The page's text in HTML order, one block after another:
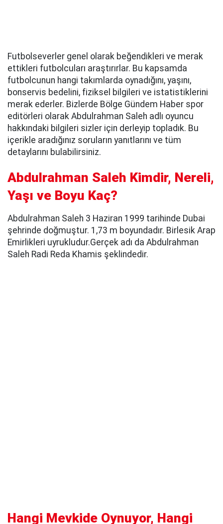
Futbolseverler genel olarak beğendikleri ve merak
ettikleri futbolcuları araştırırlar. Bu kapsamda
futbolcunun hangi takımlarda oynadığını, yaşını,
bonservis bedelini, fiziksel bilgileri ve istatistiklerini
merak ederler. Bizlerde Bölge Gündem Haber spor
editörleri olarak Abdulrahman Saleh adlı oyuncu
hakkındaki bilgileri sizler için derleyip topladık. Bu
içerikle aradığınız soruların yanıtlarını ve tüm
detaylarını bulabilirsiniz.
Abdulrahman Saleh Kimdir, Nereli,
Yaşı ve Boyu Kaç?
Abdulrahman Saleh 3 Haziran 1999 tarihinde Dubai
şehrinde doğmuştur. 1,73 m boyundadır. Birlesik Arap
Emirlikleri uyrukludur.Gerçek adı da Abdulrahman
Saleh Radi Reda Khamis şeklindedir.
Hangi Mevkide Oynuyor, Hangi